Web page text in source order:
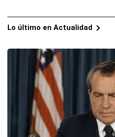
Lo último en Actualidad